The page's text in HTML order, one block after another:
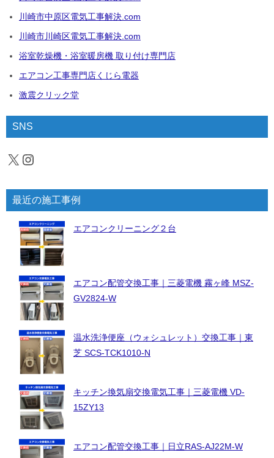
川崎市中原区電気工事解決.com
川崎市川崎区電気工事解決.com
浴室乾燥機・浴室暖房機 取り付け専門店
エアコン工事専門店くじら電器
激震クリック堂
SNS
X Instagram
最近の施工事例
エアコンクリーニング２台
エアコン配管交換工事｜三菱電機 霧ヶ峰 MSZ-
GV2824-W
温水洗浄便座（ウォシュレット）交換工事｜東
芝 SCS-TCK1010-N
キッチン換気扇交換電気工事｜三菱電機 VD-
15ZY13
エアコン配管交換工事｜日立RAS-AJ22M-W